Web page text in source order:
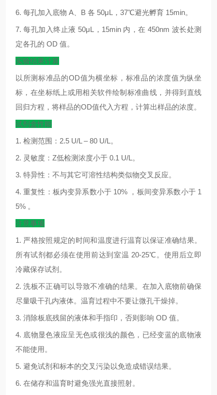
6. 每孔加入底物 A B 各 50μL ， 37℃避光孵育 15min。
7.每孔加入终止液 50μL ， 15min 内，在 450nm 波长处测
定各孔的 OD 值。
实验结果计算
以所测标准品的OD值为横坐标，标准品的浓度值为纵坐
标，在坐标纸上或用相关软件绘制标准曲线，并得到直线
回归方程，将样品的OD值代入方程，计算出样品的浓度。
试剂盒性能
1. 检测范围： 2.5 U/L – 80 U/L 。
2. 灵敏度： Z低检测浓度小于 0.1 U/L 。
3. 特异性：不与其它可溶性结构类似物交叉反应。
4.重复性：板内变异系数小于 10% ，板间变异系数小于1
5% 。
注意事项
1. 严格按照规定的时间和温度进行温育以保证准确结果。
所有试剂都必须在使用前达到室温 20-25℃ 。使用后立即
冷藏保存试剂。
2.洗板不正确可以导致不准确的结果。在加入底物前确保
尽量吸干孔内液体。温育过程中不要让微孔干燥掉。
3. 消除板底残留的液体和手指印，否则影响 OD 值。
4. 底物显色液应呈无色或很浅的颜色，已经变蓝的底物液
不能使用。
5. 避免试剂和标本的交叉污染以免造成错误结果。
6. 在储存和温育时避免强光直接照射。